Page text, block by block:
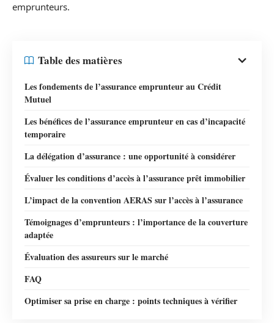
emprunteurs.
Table des matières
Les fondements de l’assurance emprunteur au Crédit
Mutuel
Les bénéfices de l’assurance emprunteur en cas d’incapacité
temporaire
La délégation d’assurance : une opportunité à considérer
Évaluer les conditions d’accès à l’assurance prêt immobilier
L’impact de la convention AERAS sur l’accès à l’assurance
Témoignages d’emprunteurs : l’importance de la couverture
adaptée
Évaluation des assureurs sur le marché
FAQ
Optimiser sa prise en charge : points techniques à vérifier